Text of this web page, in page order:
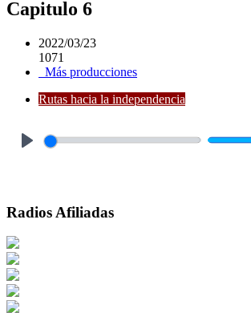
Capitulo 6
2022/03/23
1071
Más producciones
Rutas hacia la independencia
Radios Afiliadas